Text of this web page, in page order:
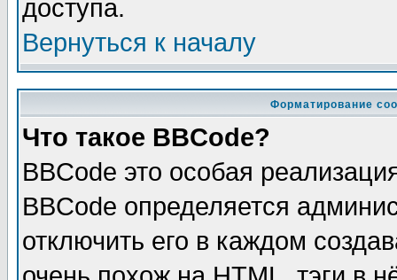
доступа.
Вернуться к началу
Форматирование
Что такое BBCode?
BBCode это особая
BBCode определяется
отключить его в каждом